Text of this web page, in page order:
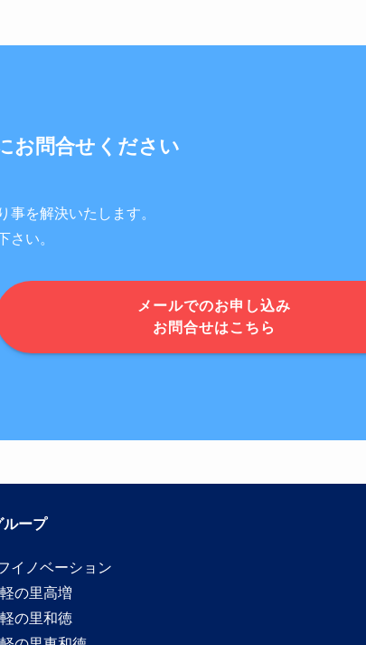
お問合せください
事を解決いたします。
さい。
メールでのお申し込み
お問合せはこちら
ループ
イノベーション
の里高増
の里和徳